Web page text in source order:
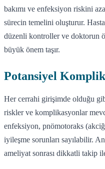
bakımı ve enfeksiyon riskini
sürecin temelini oluşturur.
düzenli kontroller ve doktorun
büyük önem taşır.
Potansiyel
Her cerrahi girişimde olduğu
riskler ve komplikasyonlar
enfeksiyon, pnömotoraks
iyileşme sorunları sayılabilir.
ameliyat sonrası dikkatli takip